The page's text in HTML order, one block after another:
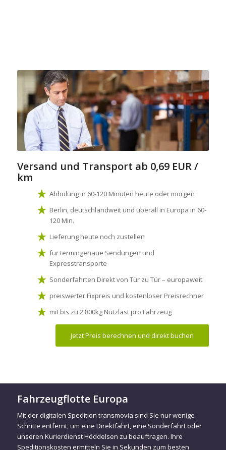
Versand und Transport ab 0,69 EUR /
km
Abholung in 60-120 Minuten heute oder morgen
Berlin, deutschlandweit und überall in Europa in 60-
120 Min.
Lieferung heute noch zustellen
für termingenaue Sendungen und
Expresstransporte
Sonderfahrten Direkt von Tür zu Tür – europaweit
preiswerter Fixpreis und kostenloser Preisrechner
mit bis zu 2.800kg Nutzlast pro Fahrzeug
Jetzt Preis berechnen und direkt buchen
Fahrzeugflotte Europa
Mit der digitalen Spedition transmovia sind Sie nur wenige
Schritte entfernt, um eine Direktfahrt, eine Sonderfahrt oder
unseren Kurierdienst Höddelsen zu beauftragen. Ihre
Speditionskosten ermitteln Sie in Sekunden zum besten